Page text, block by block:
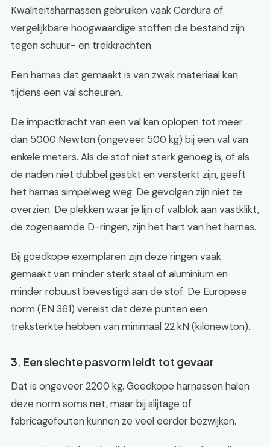
Kwaliteitsharnassen gebruiken vaak Cordura of
vergelijkbare hoogwaardige stoffen die bestand zijn
tegen schuur- en trekkrachten.
Een harnas dat gemaakt is van zwak materiaal kan
tijdens een val scheuren.
De impactkracht van een val kan oplopen tot meer
dan 5000 Newton (ongeveer 500 kg) bij een val van
enkele meters. Als de stof niet sterk genoeg is, of als
de naden niet dubbel gestikt en versterkt zijn, geeft
het harnas simpelweg weg. De gevolgen zijn niet te
overzien. De plekken waar je lijn of valblok aan vastklikt,
de zogenaamde D-ringen, zijn het hart van het harnas.
Bij goedkope exemplaren zijn deze ringen vaak
gemaakt van minder sterk staal of aluminium en
minder robuust bevestigd aan de stof. De Europese
norm (EN 361) vereist dat deze punten een
treksterkte hebben van minimaal 22 kN (kilonewton).
3. Een slechte pasvorm leidt tot gevaar
Dat is ongeveer 2200 kg. Goedkope harnassen halen
deze norm soms net, maar bij slijtage of
fabricagefouten kunnen ze veel eerder bezwijken.